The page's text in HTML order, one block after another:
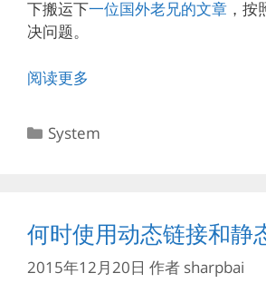
下搬运下一位国外老兄的文章 ，
决问题。
阅读更多
分
System
何时使用动态链接和静
2015年12月20日 作者 sharpbai